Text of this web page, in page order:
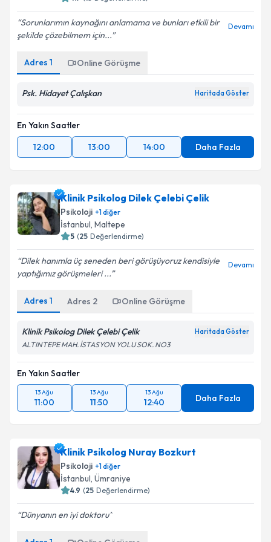
Metni'ni okudum ve kişisel verilerimin belirtilen
Takvim Talebini Gönder
Sorunlarımın kaynağını anlamama ve bunları etkili bir
şekilde çözebilmem için...
Devamı
Adres 1 Online Görüşme
Psk. Hidayet Çalışkan Haritada Göster
En Yakın Saatler
12:00
13:00 14:00 Daha Fazla
Klinik Psikolog Dilek Çelebi Çelik
Psikoloji +1diğer
İstanbul, Maltepe
5 (25 Değerlendirme)
Dilek hanımla üç seneden beri görüşüyoruz kendisiyle
yaptığımız görüşmeleri ...
Devamı
Adres 1 Adres 2 Online Görüşme
Klinik Psikolog Dilek Çelebi Çelik Haritada Göster
ALTINTEPE MAH. İSTASYON YOLU SOK. NO3
En Yakın Saatler
13 Ağu
11:00
13 Ağu
11:50
13 Ağu
12:40 Daha Fazla
Klinik Psikolog Nuray Bozkurt
Psikoloji +1diğer
İstanbul, Ümraniye
4.9 (25 Değerlendirme)
Dünyanın en iyi doktoru